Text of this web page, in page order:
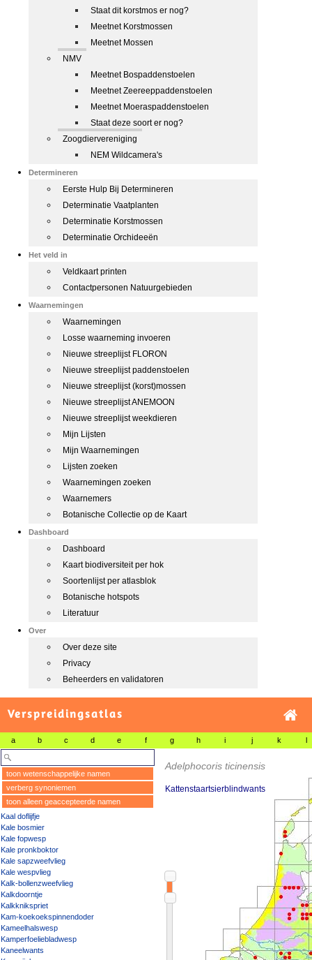
Staat dit korstmos er nog?
Meetnet Korstmossen
Meetnet Mossen
NMV
Meetnet Bospaddenstoelen
Meetnet Zeereeppaddenstoelen
Meetnet Moeraspaddenstoelen
Staat deze soort er nog?
Zoogdiervereniging
NEM Wildcamera's
Determineren
Eerste Hulp Bij Determineren
Determinatie Vaatplanten
Determinatie Korstmossen
Determinatie Orchideeën
Het veld in
Veldkaart printen
Contactpersonen Natuurgebieden
Waarnemingen
Waarnemingen
Losse waarneming invoeren
Nieuwe streeplijst FLORON
Nieuwe streeplijst paddenstoelen
Nieuwe streeplijst (korst)mossen
Nieuwe streeplijst ANEMOON
Nieuwe streeplijst weekdieren
Mijn Lijsten
Mijn Waarnemingen
Lijsten zoeken
Waarnemingen zoeken
Waarnemers
Botanische Collectie op de Kaart
Dashboard
Dashboard
Kaart biodiversiteit per hok
Soortenlijst per atlasblok
Botanische hotspots
Literatuur
Over
Over deze site
Privacy
Beheerders en validatoren
Verspreidingsatlas
a b c d e f g h i j k l
toon wetenschappelijke namen
verberg synoniemen
toon alleen geaccepteerde namen
Kaal doflijfje
Kale bosmier
Kale fopwesp
Kale pronkboktor
Kale sapzweefvlieg
Kale wespvlieg
Kalk-bollenzweefvlieg
Kalkdoorntje
Kalkknikspriet
Kam-koekoekspinnendoder
Kameelhalswesp
Kamperfoeliebladwesp
Kaneelwants
Adelphocoris ticinensis
Kattenstaartsierblindwants